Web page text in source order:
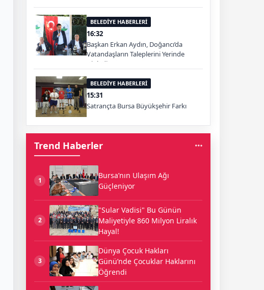
BELEDİYE HABERLERİ
16:32
Başkan Erkan Aydın, Doğancı’da
Vatandaşların Taleplerini Yerinde
Dinledi
BELEDİYE HABERLERİ
15:31
Satrançta Bursa Büyükşehir Farkı
Trend Haberler
1
Bursa’nın Ulaşım Ağı
Güçleniyor
2
"Sular Vadisi" Bu Günün
Maliyetiyle 860 Milyon Liralık
Hayal!
3
Dünya Çocuk Hakları
Günü’nde Çocuklar Haklarını
Öğrendi